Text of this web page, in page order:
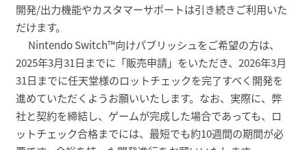
開発/出力機能やカスタマーサポートは引き続きご利用いた
だけます。
Nintendo Switch™向けパブリッシュをご希望の方は、
2025年3月31日までに「販売申請」をいただき、2026年3月
31日までに任天堂様のロットチェックを完了すべく開発を
進めていただくようお願いいたします。なお、実際に、弊
社と契約を締結し、ゲームが完成した場合であっても、ロ
ットチェック合格までには、最短でも約10週間の期間が必